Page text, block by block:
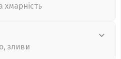
хмарність
зливи